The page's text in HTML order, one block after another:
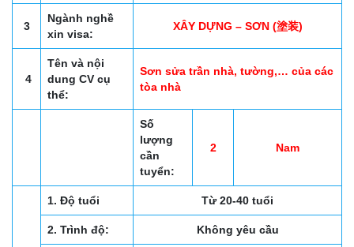
3
Ngành nghề
xin visa:
XÂY DỰNG – SƠN (塗装)
4
Tên và nội
dung CV cụ
thể:
Sơn sửa trần nhà, tường,… của các
tòa nhà
Số
lượng
cần
tuyển:
2 Nam
1. Độ tuổi Từ 20-40 tuổi
2. Trình độ: Không yêu cầu